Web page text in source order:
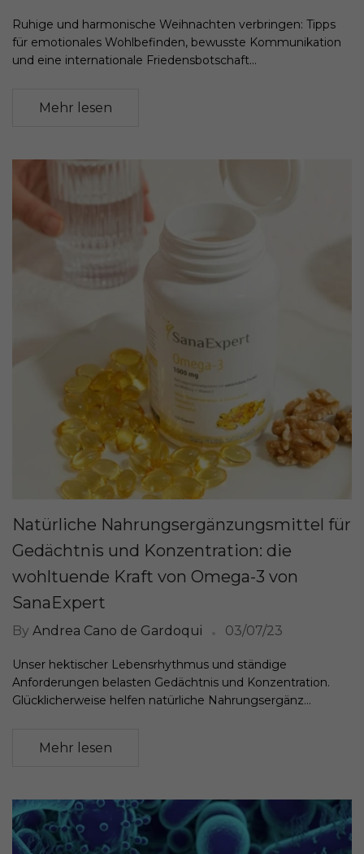
Ruhige und harmonische Weihnachten verbringen: Tipps
für emotionales Wohlbefinden, bewusste Kommunikation
und eine internationale Friedensbotschaft...
Mehr lesen
Natürliche Nahrungsergänzungsmittel für
Gedächtnis und Konzentration: die
wohltuende Kraft von Omega-3 von
SanaExpert
By Andrea Cano de Gardoqui 03/07/23
Unser hektischer Lebensrhythmus und ständige
Anforderungen belasten Gedächtnis und Konzentration.
Glücklicherweise helfen natürliche Nahrungsergänz...
Mehr lesen